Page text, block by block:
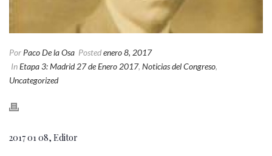
Por Paco De la Osa Postedenero 8, 2017
InEtapa 3: Madrid 27 de Enero 2017, Noticias del Congreso,
Uncategorized
2017 01 08, Editor